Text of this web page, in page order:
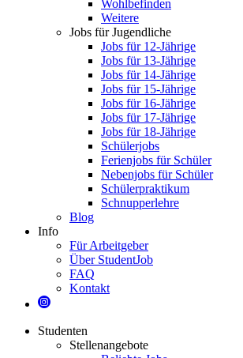
Wohlbefinden
Weitere
Jobs für Jugendliche
Jobs für 12-Jährige
Jobs für 13-Jährige
Jobs für 14-Jährige
Jobs für 15-Jährige
Jobs für 16-Jährige
Jobs für 17-Jährige
Jobs für 18-Jährige
Schülerjobs
Ferienjobs für Schüler
Nebenjobs für Schüler
Schülerpraktikum
Schnupperlehre
Blog
Info
Für Arbeitgeber
Über StudentJob
FAQ
Kontakt
Studenten
Stellenangebote